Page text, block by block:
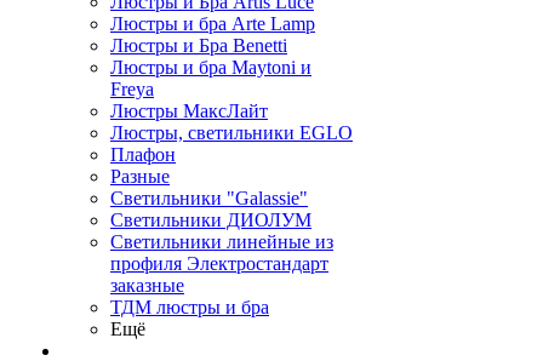
Люстры и бра Arte Lamp
Люстры и Бра Benetti
Люстры и бра Maytoni и
Freya
Люстры МаксЛайт
Люстры, светильники EGLO
Плафон
Разные
Светильники "Galassie"
Светильники ДИОЛУМ
Светильники линейные из
профиля Электростандарт
заказные
ТДМ люстры и бра
Ещё